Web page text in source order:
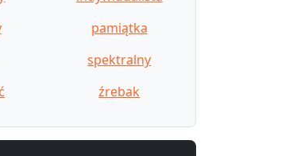
pamiątka
spektralny
źrebak